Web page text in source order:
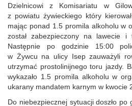
Dzielnicowi z Komisariatu w
z powiatu żywieckiego który
mając ponad 1.5 promila alkoholu w
został zabezpieczony na lawecie i
Następnie po godzinie 15:00
w Żywcu na ulicy Isep zauważyli
utrzymać prostolinijnego toru jazdy.
wykazało 1.5 promila alkoholu w
ukarany mandatem karnym w kwocie
Do niebezpiecznej sytuacji doszło po